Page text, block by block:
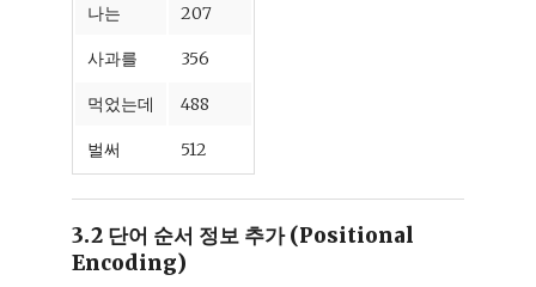
나는 207
사과를 356
먹었는데 488
벌써 512
3.2 단어 순서 정보 추가 (Positional
Encoding)